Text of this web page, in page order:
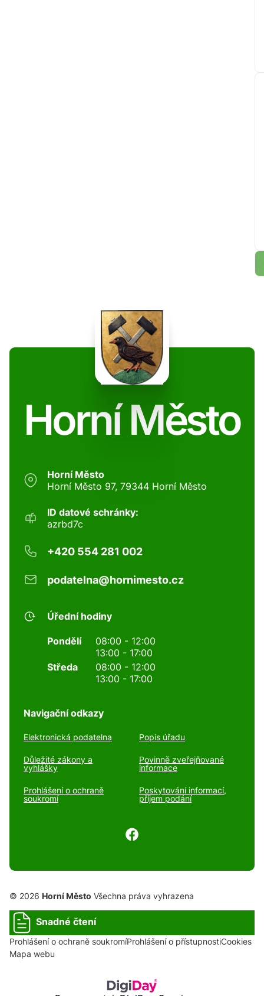
Horní Město
Horní Město
Horní Město 97, 79344 Horní Město
ID datové schránky:
azrbd7c
+420 554 281 002
podatelna@hornimesto.cz
Úřední hodiny
Pondělí
08:00 - 12:00
13:00 - 17:00
Středa
08:00 - 12:00
13:00 - 17:00
Navigační odkazy
Elektronická podatelna Popis úřadu
Důležité zákony a
vyhlášky
Povinně zveřejňované
informace
Prohlášení o ochraně
soukromí
Poskytování informací,
příjem podání
© 2026 Horní Město Všechna práva vyhrazena
Snadné čtení
Prohlášení o ochraně soukromíProhlášení o přístupnostiCookies
Mapa webu